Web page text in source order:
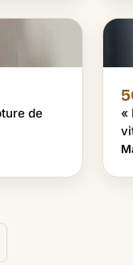
de
«